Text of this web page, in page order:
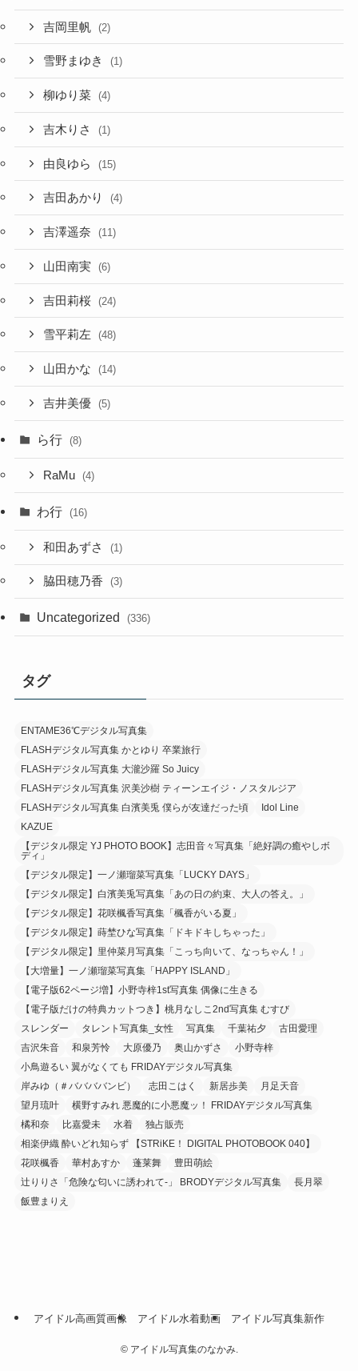
吉岡里帆 (2)
雪野まゆき (1)
柳ゆり菜 (4)
吉木りさ (1)
由良ゆら (15)
吉田あかり (4)
吉澤遥奈 (11)
山田南実 (6)
吉田莉桜 (24)
雪平莉左 (48)
山田かな (14)
吉井美優 (5)
ら行 (8)
RaMu (4)
わ行 (16)
和田あずさ (1)
脇田穂乃香 (3)
Uncategorized (336)
タグ
ENTAME36℃デジタル写真集
FLASHデジタル写真集 かとゆり 卒業旅行
FLASHデジタル写真集 大瀧沙羅 So Juicy
FLASHデジタル写真集 沢美沙樹 ティーンエイジ・ノスタルジア
FLASHデジタル写真集 白濱美兎 僕らが友達だった頃
Idol Line
KAZUE
【デジタル限定 YJ PHOTO BOOK】志田音々写真集「絶好調の癒やしボ
ディ」
【デジタル限定】一ノ瀬瑠菜写真集「LUCKY DAYS」
【デジタル限定】白濱美兎写真集「あの日の約束、大人の答え。」
【デジタル限定】花咲楓香写真集「楓香がいる夏」
【デジタル限定】蒔埜ひな写真集「ドキドキしちゃった」
【デジタル限定】里仲菜月写真集「こっち向いて、なっちゃん！」
【大増量】一ノ瀬瑠菜写真集「HAPPY ISLAND」
【電子版62ページ増】小野寺梓1st写真集 偶像に生きる
【電子版だけの特典カットつき】桃月なしこ2nd写真集 むすび
スレンダー
タレント写真集_女性 写真集 千葉祐夕
古田愛理
吉沢朱音
和泉芳怜 大原優乃 奥山かずさ
小野寺梓
小鳥遊るい 翼がなくても FRIDAYデジタル写真集
岸みゆ（＃ババババンビ）
志田こはく 新居歩美
月足天音
望月琉叶
横野すみれ 悪魔的に小悪魔ッ！ FRIDAYデジタル写真集
橘和奈
比嘉愛未 水着
独占販売
相楽伊織 酔いどれ知らず 【STRiKE！ DIGITAL PHOTOBOOK 040】
花咲楓香
華村あすか 蓬莱舞
豊田萌絵
辻りりさ「危険な匂いに誘われて-」 BRODYデジタル写真集
長月翠
飯豊まりえ
アイドル高画質画像 アイドル水着動画 アイドル写真集新作
©アイドル写真集のなかみ.